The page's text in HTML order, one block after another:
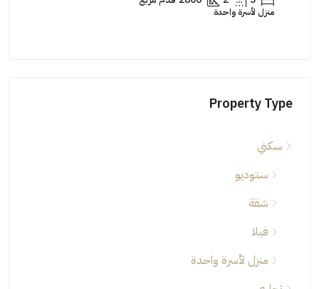
منزل لأسرة واحدة
Property Type
سكني
ستوديو
شقة
فيلا
منزل لأسرة واحدة